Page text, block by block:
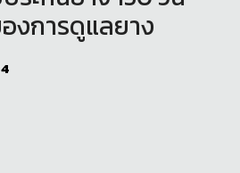
งการดูแลยาง